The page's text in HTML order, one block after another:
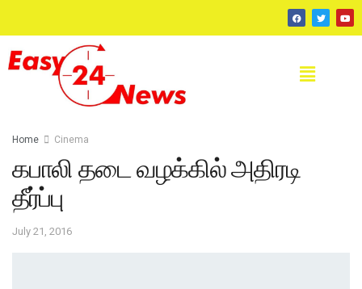
Home Cinema
கபாலி தடை வழக்கில் அதிரடி
தீர்ப்பு
July 21, 2016